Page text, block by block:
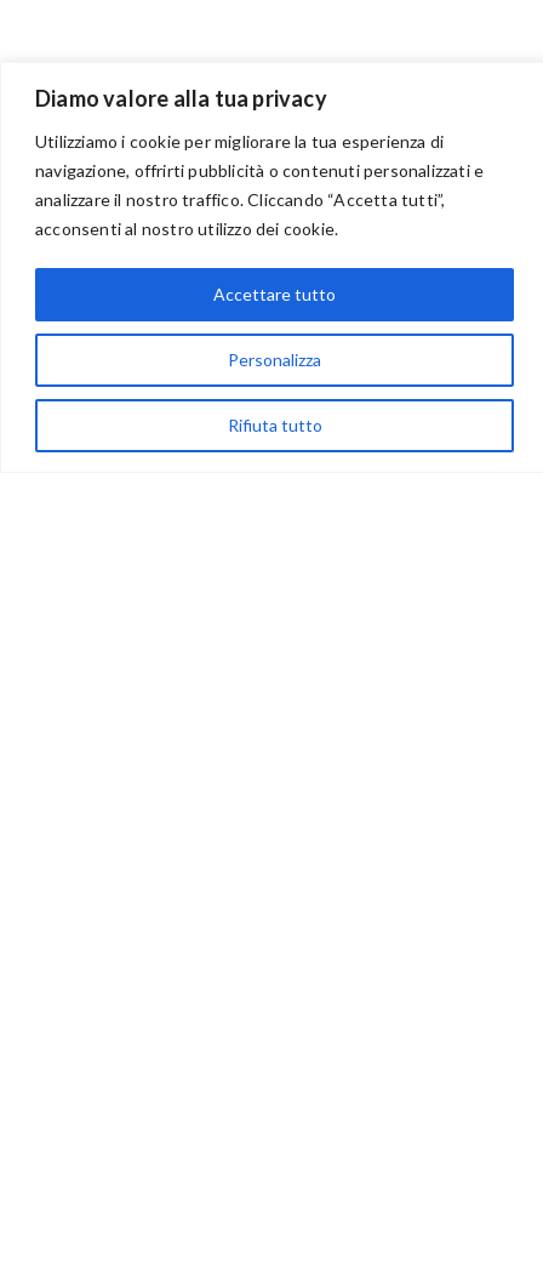
Diamo valore alla tua privacy
Utilizziamo i cookie per migliorare la tua esperienza di
navigazione, offrirti pubblicità o contenuti personalizzati e
analizzare il nostro traffico. Cliccando “Accetta tutti”,
acconsenti al nostro utilizzo dei cookie.
Personalizza
Rifiuta tutto
Accettare tutto
BENVENUTI NEL PORTALE RIVENDITORI
via Acqua delle Noci 12
83024 Monteforte Irpino (AV)
(+39) 081-7777233